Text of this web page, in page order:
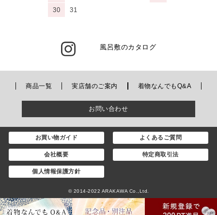
30
31
風呂敷のカタログ
商品一覧 実店舗のご案内 着物なんでもQ&A
お問い合わせ
お買い物ガイド よくあるご質問
会社概要 特定商取引法
個人情報保護方針
© 2014-2022 ARAKAWA Co.,Ltd.